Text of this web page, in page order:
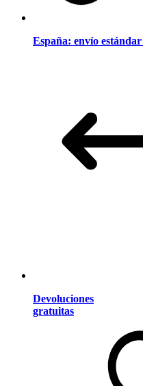
España: envío
Devoluciones
gratuitas